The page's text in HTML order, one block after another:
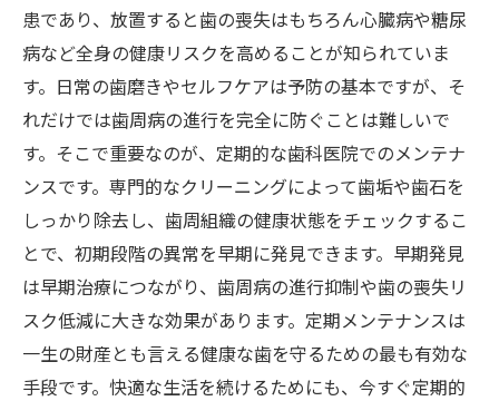
患であり、放置すると歯の喪失はもちろん心臓病や糖尿
病など全身の健康リスクを高めることが知られていま
す。日常の歯磨きやセルフケアは予防の基本ですが、そ
れだけでは歯周病の進行を完全に防ぐことは難しいで
す。そこで重要なのが、定期的な歯科医院でのメンテナ
ンスです。専門的なクリーニングによって歯垢や歯石を
しっかり除去し、歯周組織の健康状態をチェックするこ
とで、初期段階の異常を早期に発見できます。早期発見
は早期治療につながり、歯周病の進行抑制や歯の喪失リ
スク低減に大きな効果があります。定期メンテナンスは
一生の財産とも言える健康な歯を守るための最も有効な
手段です。快適な生活を続けるためにも、今すぐ定期的